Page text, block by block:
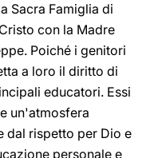
Sacra Famiglia di
con la Madre
Poiché i genitori
a loro il diritto di
educatori. Essi
un'atmosfera
dal rispetto per Dio e
personale e